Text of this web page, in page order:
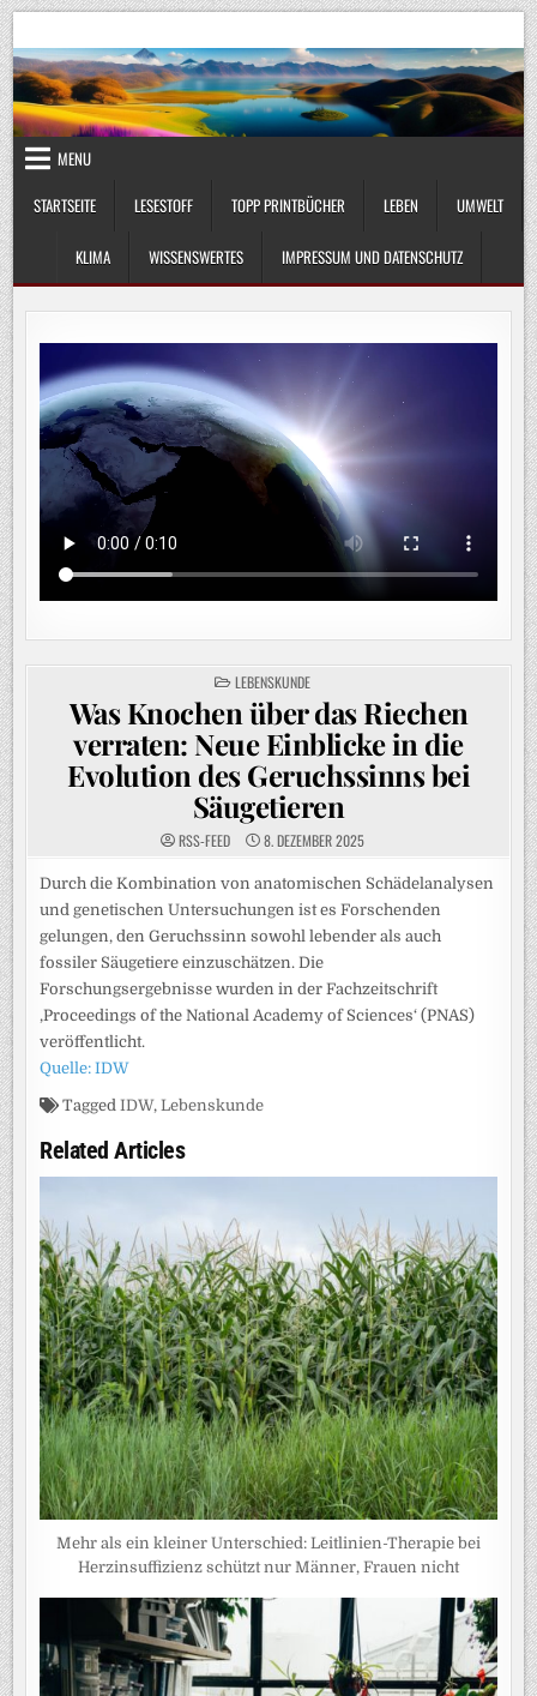
Skip
to
content
UmweltKlima.com
MENU
STARTSEITE
LESESTOFF TOPP PRINTBÜCHER LEBEN UMWELT
KLIMA WISSENSWERTES IMPRESSUM UND DATENSCHUTZ
POSTED
IN
LEBENSKUNDE
Was Knochen über das Riechen
verraten: Neue Einblicke in die
Evolution des Geruchssinns bei
Säugetieren
RSS-FEED 8. DEZEMBER 2025
Durch die Kombination von anatomischen Schädelanalysen
und genetischen Untersuchungen ist es Forschenden
gelungen, den Geruchssinn sowohl lebender als auch
fossiler Säugetiere einzuschätzen. Die
Forschungsergebnisse wurden in der Fachzeitschrift
‚Proceedings of the National Academy of Sciences‘ (PNAS)
veröffentlicht.
Quelle: IDW
TaggedIDW,Lebenskunde
Related Articles
Mehr als ein kleiner Unterschied: Leitlinien-Therapie bei
Herzinsuffizienz schützt nur Männer, Frauen nicht